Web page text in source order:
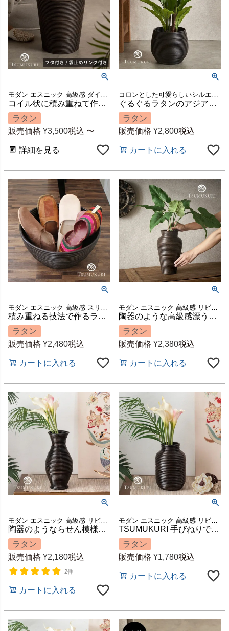
コイル状に積み重ねて作るラタンのマルチバスケット TSUMUKURI Mサイズ 直径約25×H28cm 7L 蓋・袋止めリング付き [13050]
ラタン
販売価格 ¥3,500税込 〜
詳細を見る
ぐるぐるラタンのアジアンプランターカバー [14278]
ラタン
販売価格 ¥2,800税込
カートに入れる
積み重ねる技法で作るラタンのボウル型バスケット TSUMUKURI ブラウン [6252]
ラタン
販売価格 ¥2,480税込
カートに入れる
陶器のような高級感漂うラタンの壺型バスケット 約W20×D20×H30cm 水入れ不可 TSUMUKURI [6253]
ラタン
販売価格 ¥2,380税込
カートに入れる
陶器のようならせん模様が美しいラタンのフラワーベース くびれ型 高さ約30cm TSUMUKURI [12670]
ラタン
販売価格 ¥2,180税込
2件
カートに入れる
TSUMUKURI 手びねりで積み重ねたラタンのフラワーベース 壺型 約W14×D14×H21cm [12660]
ラタン
販売価格 ¥1,780税込
カートに入れる